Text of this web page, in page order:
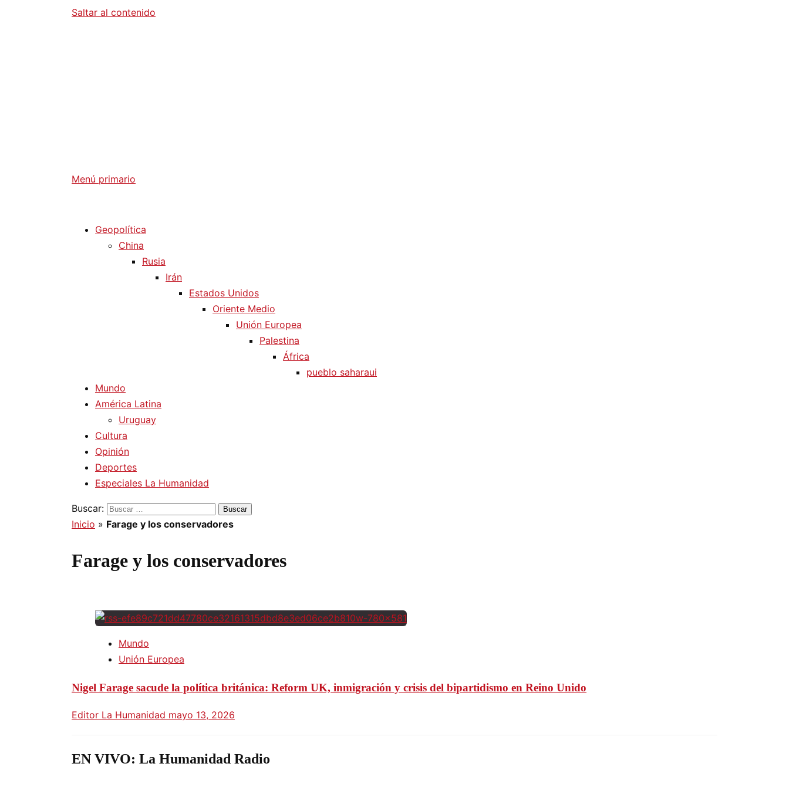
Saltar al contenido
Menú primario
Geopolítica
China
Rusia
Irán
Estados Unidos
Oriente Medio
Unión Europea
Palestina
África
pueblo saharaui
Mundo
América Latina
Uruguay
Cultura
Opinión
Deportes
Especiales La Humanidad
Buscar:
Inicio » Farage y los conservadores
Farage y los conservadores
Mundo
Unión Europea
Nigel Farage sacude la política británica: Reform UK, inmigración y crisis del bipartidismo en Reino Unido
Editor La Humanidad mayo 13, 2026
EN VIVO: La Humanidad Radio